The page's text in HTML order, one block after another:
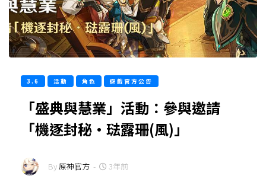
3.6 活動 角色 遊戲官方公告
「盛典與慧業」活動：參與邀請
「機逐封秘·琺露珊(風)」
By原神官方 - 3年前